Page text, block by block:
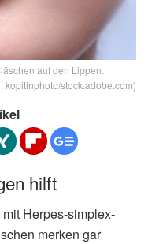
auf den Lippen.
kopitinphoto/stock.adobe.com)
hilft
Herpes-simplex-
merken gar